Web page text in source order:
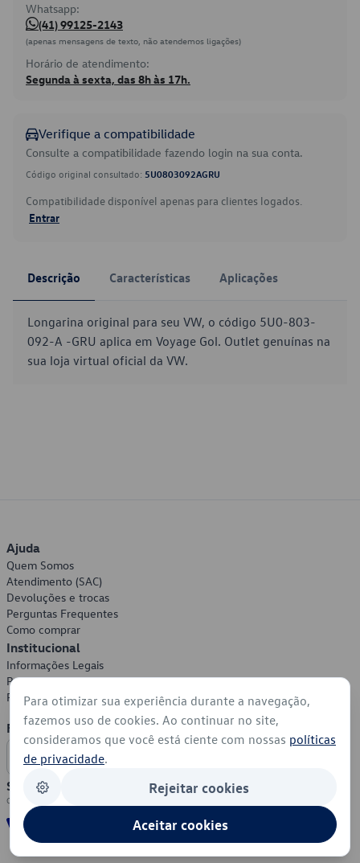
Whatsapp:
(41) 99125-2143
(apenas mensagens de texto, não atendemos ligações)
Horário de atendimento:
Segunda à sexta, das 8h às 17h.
Verifique a compatibilidade
Consulte a compatibilidade fazendo login na sua conta.
Código original consultado: 5U0803092AGRU
Compatibilidade disponível apenas para clientes logados.
Entrar
Descrição Características Aplicações
Longarina original para seu VW, o código 5U0-803-
092-A -GRU aplica em Voyage Gol. Outlet genuínas na
sua loja virtual oficial da VW.
Ajuda
Quem Somos
Atendimento (SAC)
Devoluções e trocas
Perguntas Frequentes
Como comprar
Institucional
Informações Legais
Política de Privacidade
Política de Cookies
Formas de Pagamento
Segurança
Para otimizar sua experiência durante a navegação,
fazemos uso de cookies. Ao continuar no site,
consideramos que você está ciente com nossas políticas
de privacidade.
Rejeitar cookies
Aceitar cookies